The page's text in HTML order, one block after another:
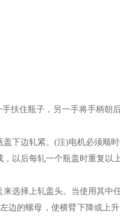
扶住瓶子，另一手将手柄朝
下边轧紧。(注)电机必须顺时
以后每轧一个瓶盖时重复以
选择上轧盖头。当使用其中
边的螺母，使横臂下降或上